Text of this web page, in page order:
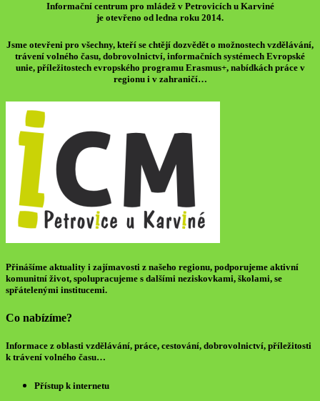
Informační centrum pro mládež v Petrovicích u Karviné
je otevřeno od ledna roku 2014.
Jsme otevřeni pro všechny, kteří se chtějí dozvědět o možnostech vzdělávání,
trávení volného času, dobrovolnictví, informačních systémech Evropské
unie, příležitostech evropského programu Erasmus+, nabídkách práce v
regionu i v zahraničí…
Přinášíme aktuality i zajímavosti z našeho regionu, podporujeme aktivní
komunitní život, spolupracujeme s dalšími neziskovkami, školami, se
spřátelenými institucemi.
Co nabízíme?
Informace z oblasti vzdělávání, práce, cestování, dobrovolnictví, příležitosti
k trávení volného času…
Přístup k internetu